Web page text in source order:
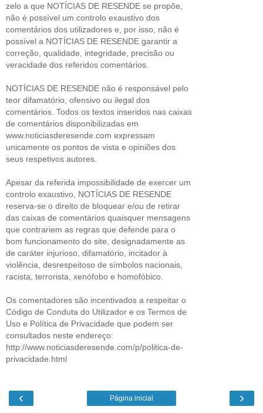
zelo a que NOTÍCIAS DE RESENDE se propõe,
não é possível um controlo exaustivo dos
comentários dos utilizadores e, por isso, não é
possível a NOTÍCIAS DE RESENDE garantir a
correção, qualidade, integridade, precisão ou
veracidade dos referidos comentários.
NOTÍCIAS DE RESENDE não é responsável pelo
teor difamatório, ofensivo ou ilegal dos
comentários. Todos os textos inseridos nas caixas
de comentários disponibilizadas em
www.noticiasderesende.com expressam
unicamente os pontos de vista e opiniões dos
seus respetivos autores.
Apesar da referida impossibilidade de exercer um
controlo exaustivo, NOTÍCIAS DE RESENDE
reserva-se o direito de bloquear e/ou de retirar
das caixas de comentários quaisquer mensagens
que contrariem as regras que defende para o
bom funcionamento do site, designadamente as
de caráter injurioso, difamatório, incitador à
violência, desrespeitoso de símbolos nacionais,
racista, terrorista, xenófobo e homofóbico.
Os comentadores são incentivados a respeitar o
Código de Conduta do Utilizador e os Termos de
Uso e Política de Privacidade que podem ser
consultados neste endereço:
http://www.noticiasderesende.com/p/politica-de-
privacidade.html
‹ ›
Página inicial